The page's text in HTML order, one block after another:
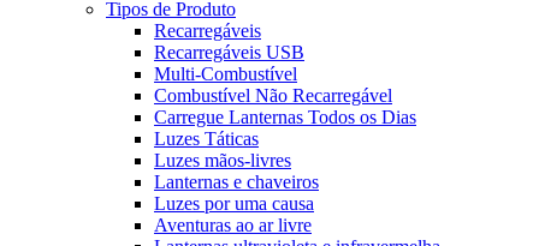
Tipos de Produto
Recarregáveis
Recarregáveis USB
Multi-Combustível
Combustível Não Recarregável
Carregue Lanternas Todos os Dias
Luzes Táticas
Luzes mãos-livres
Lanternas e chaveiros
Luzes por uma causa
Aventuras ao ar livre